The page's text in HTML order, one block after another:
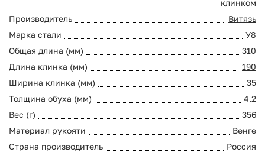
клинком
Производитель
Витязь
Марка стали
У8
Общая длина (мм)
310
Длина клинка (мм)
190
Ширина клинка (мм)
35
Толщина обуха (мм)
4.2
Вес (г)
356
Материал рукояти
Венге
Страна производитель
Россия